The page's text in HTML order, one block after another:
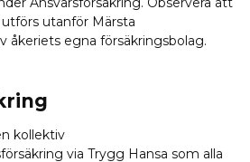
utanför Märsta
åkeriets egna försäkringsbolag.
kollektiv
via Trygg Hansa som alla